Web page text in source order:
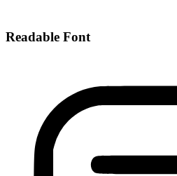
Readable Font